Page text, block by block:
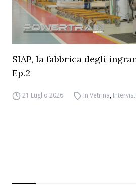
SIAP, la fabbrica degli
Ep.2
21 Luglio 2026 In Vetrina,